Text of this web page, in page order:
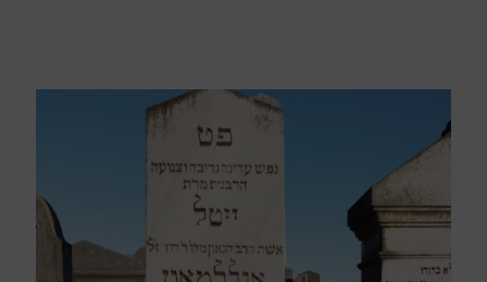
–
02.
1904"